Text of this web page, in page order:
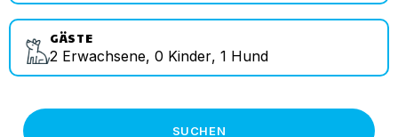
GÄSTE
2 Erwachsene, 0 Kinder, 1 Hund
SUCHEN